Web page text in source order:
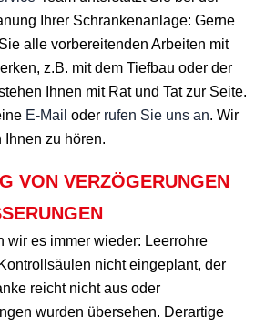
Ihrer Schrankenanlage: Gerne
alle vorbereitenden Arbeiten mit
z.B. mit dem Tiefbau oder der
Ihnen mit Rat und Tat zur Seite.
E-Mail oder rufen Sie uns an. Wir
Ihnen zu hören.
VON VERZÖGERUNGEN
wir es immer wieder: Leerrohre
nicht eingeplant, der
reicht nicht aus oder
wurden übersehen. Derartige